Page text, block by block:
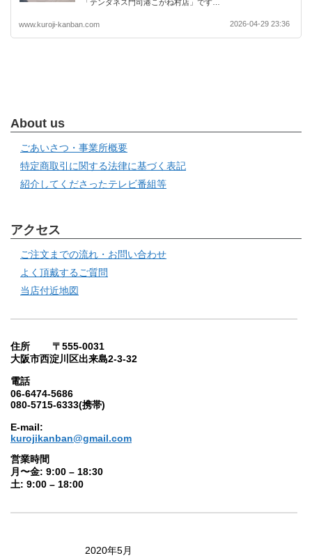
「テンダネス門司港こがね村店」です…
www.kuroji-kanban.com 2026-04-29 23:36
About us
ごあいさつ・事業所概要
特定商取引に関する法律に基づく表記
紹介してくださったテレビ番組等
アクセス
ご注文までの流れ・お問い合わせ
よく頂戴するご質問
当店付近地図
住所 〒555-0031
大阪市西淀川区出来島2-3-32
電話
06-6474-5686
080-5715-6333(携帯)
E-mail:
kurojikanban@gmail.com
営業時間
月〜金: 9:00 – 18:30
土: 9:00 – 18:00
2020年5月